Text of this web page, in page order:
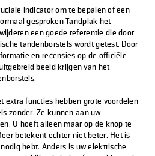
indicator om te bepalen of een
gesproken Tandplak het
een goede referentie die door
tandenborstels wordt getest. Door
en recensies op de officiële
beeld krijgen van het
extra functies hebben grote voordelen
zonder. Ze kunnen aan uw
U hoeft alleen maar op de knop te
betekent echter niet beter. Het is
hebt. Anders is uw elektrische